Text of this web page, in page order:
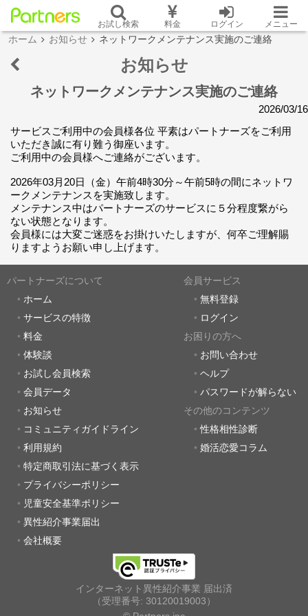
お試し検索 料金 ログイン メニュー
ホーム お知らせ ネットワークメンテナンス実施のご連絡
お知らせ
ネットワークメンテナンス実施のご連絡
2026/03/16
サービスご利用中の会員様各位 平素はパートナーズをご利用
いただき誠に有り難う御座います。
ご利用中の会員様へご連絡がございます。
2026年03月20日（金）午前4時30分～午前5時の間にネットワ
ークメンテナンスを実施致します。
メンテナンス中はパートナーズのサービスに５分程度繋がら
ない状態となります。
会員様には大変ご迷惑をお掛けいたしますが、何卒ご理解賜
りますようお願い申し上げます。
パートナーズについて
ホーム
サービスの特徴
料金
体験談
お試し会員検索
会員データ
お知らせ
コミュニティガイドライン
利用規約
特定商取引法に基づく表示
プライバシーポリシー
児童安全基準ポリシー
異性紹介事業届出
会社概要
会員サービス
無料登録
ログイン
お困りの方へ
お問い合わせ
ヘルプ
パスワードが解らない
その他のコンテンツ
性格相性診断
婚活恋愛コラム
インターネット異性紹介事業 届出済
（受理番号: 30120019003）